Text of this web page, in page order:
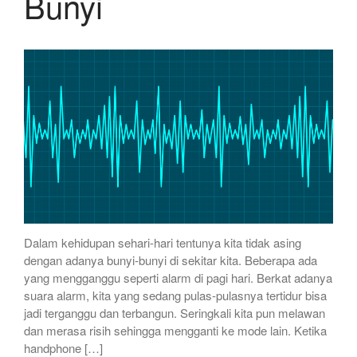
Dalam kehidupan sehari-hari tentunya kita tidak asing
dengan adanya bunyi-bunyi di sekitar kita. Beberapa ada
yang mengganggu seperti alarm di pagi hari. Berkat adanya
suara alarm, kita yang sedang pulas-pulasnya tertidur bisa
jadi terganggu dan terbangun. Seringkali kita pun melawan
dan merasa risih sehingga mengganti ke mode lain. Ketika
handphone […]